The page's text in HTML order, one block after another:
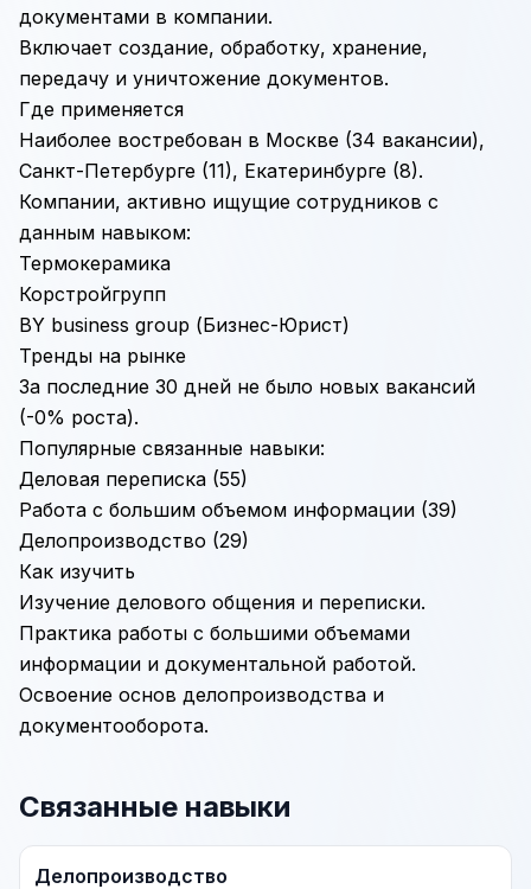
документами в компании.
Включает создание, обработку, хранение,
передачу и уничтожение документов.
Где применяется
Наиболее востребован в Москве (34 вакансии),
Санкт-Петербурге (11), Екатеринбурге (8).
Компании, активно ищущие сотрудников с
данным навыком:
Термокерамика
Корстройгрупп
BY business group (Бизнес-Юрист)
Тренды на рынке
За последние 30 дней не было новых вакансий
(-0% роста).
Популярные связанные навыки:
Деловая переписка (55)
Работа с большим объемом информации (39)
Делопроизводство (29)
Как изучить
Изучение делового общения и переписки.
Практика работы с большими объемами
информации и документальной работой.
Освоение основ делопроизводства и
документооборота.
Связанные навыки
Делопроизводство